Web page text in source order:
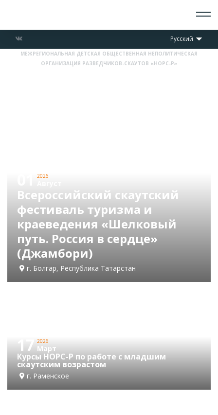
Русский
О СКАУТАХ
ПРИСОЕДИНИТЬСЯ
МЕЖРЕГИОНАЛЬНАЯ ДЕТСКАЯ ОБЩЕСТВЕННАЯ НЕПОЛИТИЧЕСКАЯ
ОРГАНИЗАЦИЯ РАЗВЕДЧИКОВ-СКАУТОВ «НОРС-Р»
2026
Всероссийский скаутский
фестиваль туризма и
краеведения «Шелковый
путь. Россия в сердце»
(Джамбори)
г. Болгар, Республика Татарстан
17 2026
Март
Курсы НОРС-Р по работе с младшим
скаутским возрастом
г. Раменское